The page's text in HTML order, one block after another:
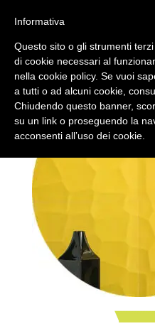
Tondo-1-
Informativa
Questo sito o gli strumenti
di cookie necessari al
nella cookie policy. Se vuoi
a tutti o ad alcuni cookie,
Chiudendo questo banner,
su un link o proseguendo la
acconsenti all’uso dei cookie.